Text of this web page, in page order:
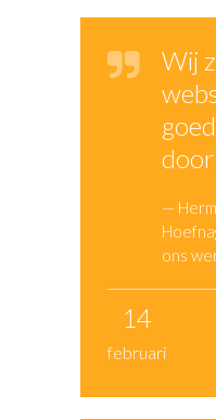
Wij
—
ons
14
februari